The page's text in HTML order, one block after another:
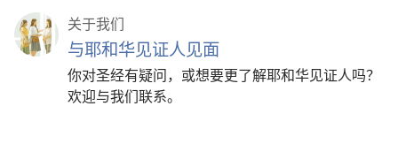
关于我们
与耶和华见证人见面
你对圣经有疑问，或想要更了解耶和华见证人吗？
欢迎与我们联系。